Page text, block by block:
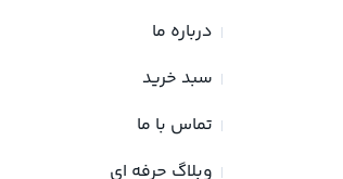
درباره ما
سبد خرید
تماس با ما
وبلاگ حرفه ای